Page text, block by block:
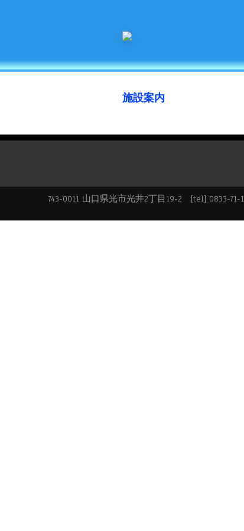
施設案内
743-0011 山口県光市光井2丁目19-2 [tel] 0833-